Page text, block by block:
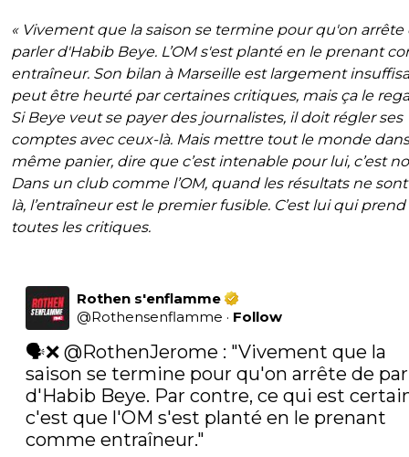
« Vivement que la saison se termine pour qu'on arrête
parler d'Habib Beye. L’OM s'est planté en le prenant
entraîneur. Son bilan à Marseille est largement
peut être heurté par certaines critiques, mais ça le
Si Beye veut se payer des journalistes, il doit régler ses
comptes avec ceux-là. Mais mettre tout le monde
même panier, dire que c’est intenable pour lui, c’est
Dans un club comme l’OM, quand les résultats ne
là, l’entraîneur est le premier fusible. C’est lui qui prend
toutes les critiques.
Rothen s'enflamme
@Rothensenflamme · Follow
🗣️❌ @RothenJerome : "Vivement que la
saison se termine pour qu'on arrête de
d'Habib Beye. Par contre, ce qui est
c'est que l'OM s'est planté en le prenant
comme entraîneur."